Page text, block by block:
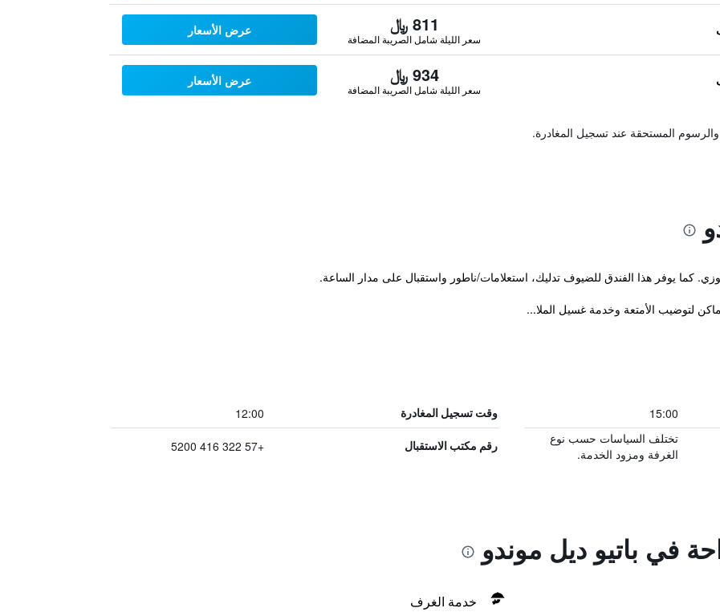
811 ﷼
سعر الليلة شامل الصريبة المضافة
عرض الأسعار
934 ﷼
سعر الليلة شامل الصريبة المضافة
عرض الأسعار
المستحقة عند تسجيل المغادرة.
كما يوفر هذا الفندق للضيوف تدليك، استعلامات/ناطور واستقبال على مدار الساعة.
لتوضيب الأمتعة وخدمة غسيل الملا...
15:00 وقت تسجيل المغادرة 12:00
تختلف السياسات حسب نوع
الغرفة ومزود الخدمة.
رقم مكتب الاستقبال +57 322 416 5200
في باتيو ديل موندو
خدمة الغرف